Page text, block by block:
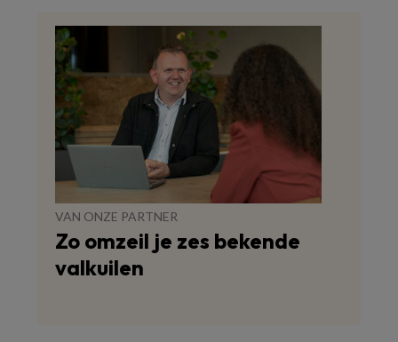
VAN ONZE PARTNER
Zo omzeil je zes bekende
valkuilen